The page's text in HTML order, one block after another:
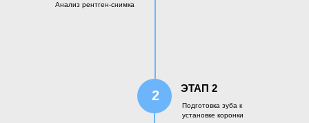
ЭТАП 2
Подготовка зуба к
установке коронки
Анализ рентген-снимка
2